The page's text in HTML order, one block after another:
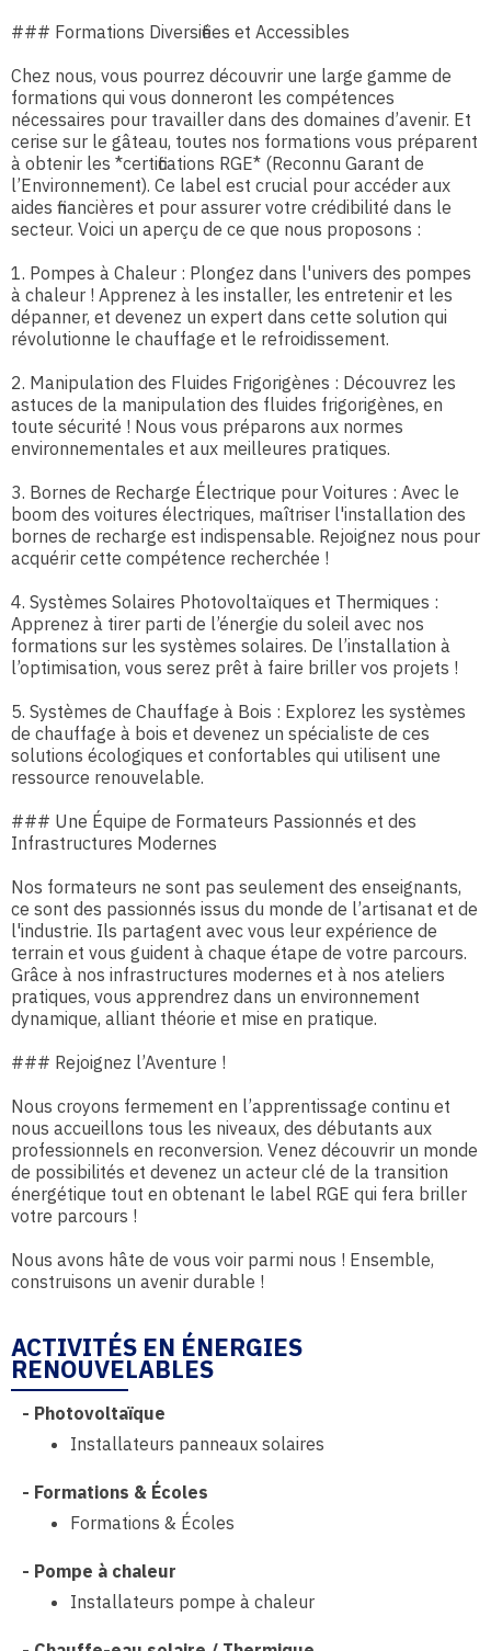
### Formations Diversifiées et Accessibles
Chez nous, vous pourrez découvrir une large gamme de
formations qui vous donneront les compétences
nécessaires pour travailler dans des domaines d’avenir. Et
cerise sur le gâteau, toutes nos formations vous préparent
à obtenir les *certifications RGE* (Reconnu Garant de
l’Environnement). Ce label est crucial pour accéder aux
aides financières et pour assurer votre crédibilité dans le
secteur. Voici un aperçu de ce que nous proposons :
1. Pompes à Chaleur : Plongez dans l'univers des pompes
à chaleur ! Apprenez à les installer, les entretenir et les
dépanner, et devenez un expert dans cette solution qui
révolutionne le chauffage et le refroidissement.
2. Manipulation des Fluides Frigorigènes : Découvrez les
astuces de la manipulation des fluides frigorigènes, en
toute sécurité ! Nous vous préparons aux normes
environnementales et aux meilleures pratiques.
3. Bornes de Recharge Électrique pour Voitures : Avec le
boom des voitures électriques, maîtriser l'installation des
bornes de recharge est indispensable. Rejoignez nous pour
acquérir cette compétence recherchée !
4. Systèmes Solaires Photovoltaïques et Thermiques :
Apprenez à tirer parti de l’énergie du soleil avec nos
formations sur les systèmes solaires. De l’installation à
l’optimisation, vous serez prêt à faire briller vos projets !
5. Systèmes de Chauffage à Bois : Explorez les systèmes
de chauffage à bois et devenez un spécialiste de ces
solutions écologiques et confortables qui utilisent une
ressource renouvelable.
### Une Équipe de Formateurs Passionnés et des
Infrastructures Modernes
Nos formateurs ne sont pas seulement des enseignants,
ce sont des passionnés issus du monde de l’artisanat et de
l'industrie. Ils partagent avec vous leur expérience de
terrain et vous guident à chaque étape de votre parcours.
Grâce à nos infrastructures modernes et à nos ateliers
pratiques, vous apprendrez dans un environnement
dynamique, alliant théorie et mise en pratique.
### Rejoignez l’Aventure !
Nous croyons fermement en l’apprentissage continu et
nous accueillons tous les niveaux, des débutants aux
professionnels en reconversion. Venez découvrir un monde
de possibilités et devenez un acteur clé de la transition
énergétique tout en obtenant le label RGE qui fera briller
votre parcours !
Nous avons hâte de vous voir parmi nous ! Ensemble,
construisons un avenir durable !
ACTIVITÉS EN ÉNERGIES
RENOUVELABLES
- Photovoltaïque
Installateurs panneaux solaires
- Formations & Écoles
Formations & Écoles
- Pompe à chaleur
Installateurs pompe à chaleur